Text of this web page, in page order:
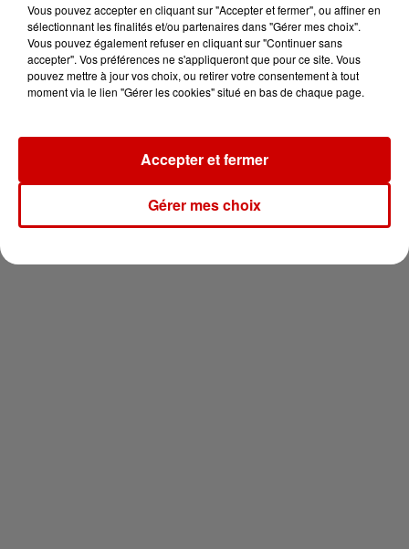
Destination Vacances - Gagnez
votre séjour en famille au cœur
de la...
Newsletter
Vous pouvez accepter en cliquant sur "Accepter et fermer", ou affiner en
sélectionnant les finalités et/ou partenaires dans "Gérer mes choix".
Vous pouvez également refuser en cliquant sur "Continuer sans
accepter". Vos préférences ne s'appliqueront que pour ce site. Vous
pouvez mettre à jour vos choix, ou retirer votre consentement à tout
moment via le lien "Gérer les cookies" situé en bas de chaque page.
Gérer mes choix
Accepter et fermer